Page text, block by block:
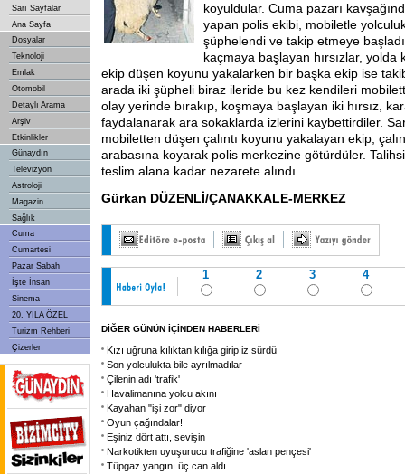
Sarı Sayfalar
Ana Sayfa
Dosyalar
Teknoloji
Emlak
Otomobil
Detaylı Arama
Arşiv
Etkinlikler
Günaydın
Televizyon
Astroloji
Magazin
Sağlık
Cuma
Cumartesi
Pazar Sabah
İşte İnsan
Sinema
20. YILA ÖZEL
Turizm Rehberi
Çizerler
koyuldular. Cuma pazarı
yapan polis ekibi, mobiletle
şüphelendi ve takip etmeye
kaçmaya başlayan hırsızlar,
ekip düşen koyunu yakalarken bir başka ekip ise
arada iki şüpheli biraz ileride bu kez kendileri
olay yerinde bırakıp, koşmaya başlayan iki hırsız,
faydalanarak ara sokaklarda izlerini kaybettirdiler.
mobiletten düşen çalıntı koyunu yakalayan ekip,
arabasına koyarak polis merkezine götürdüler.
teslim alana kadar nezarete alındı.
Gürkan DÜZENLİ/ÇANAKKALE-MERKEZ
1 2 3 4
DİĞER GÜNÜN İÇİNDEN HABERLERİ
Kızı uğruna kılıktan kılığa girip iz sürdü
Son yolculukta bile ayrılmadılar
Çilenin adı 'trafik'
Havalimanına yolcu akını
Kayahan "işi zor" diyor
Oyun çağındalar!
Eşiniz dört attı, sevişin
Narkotikten uyuşurucu trafiğine 'aslan pençesi'
Tüpgaz yangını üç can aldı